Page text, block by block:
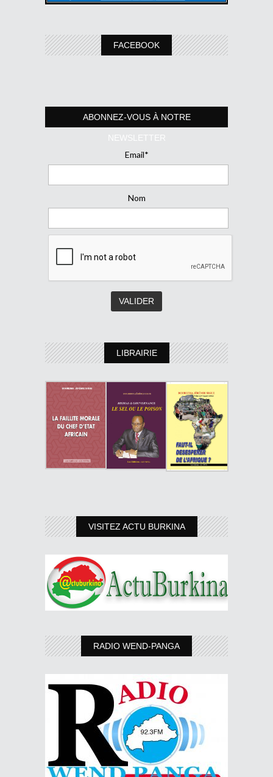
FACEBOOK
ABONNEZ-VOUS À NOTRE
NEWSLETTER
Email*
Nom
LIBRAIRIE
VISITEZ ACTU BURKINA
RADIO WEND-PANGA